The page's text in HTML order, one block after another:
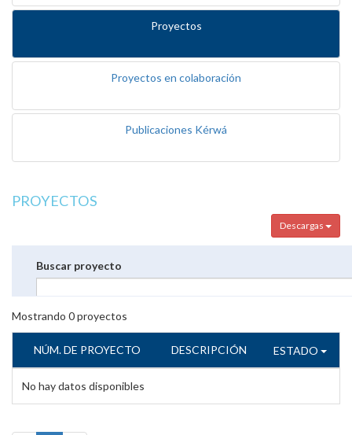
Proyectos
Proyectos en colaboración
Publicaciones Kérwá
PROYECTOS
Descargas
Buscar proyecto
Mostrando 0proyectos
NÚM. DE PROYECTO DESCRIPCIÓN ESTADO
No hay datos disponibles